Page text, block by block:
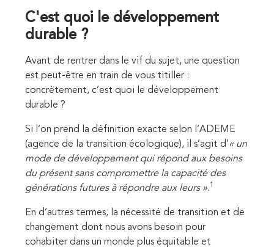
C'est quoi le développement
durable ?
Avant de rentrer dans le vif du sujet, une question
est peut-être en train de vous titiller :
concrètement, c’est quoi le développement
durable ?
Si l’on prend la définition exacte selon l’ADEME
(agence de la transition écologique), il s’agit d’« un
mode de développement qui répond aux besoins
du présent sans compromettre la capacité des
générations futures à répondre aux leurs ».1
En d’autres termes, la nécessité de transition et de
changement dont nous avons besoin pour
cohabiter dans un monde plus équitable et